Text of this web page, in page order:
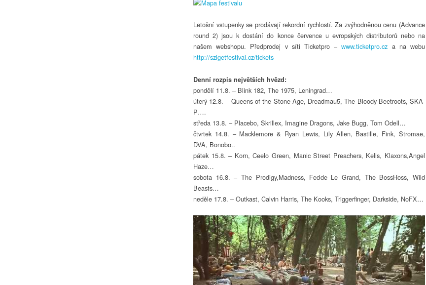
Letošní vstupenky se prodávají rekordní rychlostí. Za zvýhodněnou cenu (Advance
round 2) jsou k dostání do konce července u evropských distributorů nebo na
našem webshopu. Předprodej v síti Ticketpro –www.ticketpro.cz a na webu
http://szigetfestival.cz/tickets
Denní rozpis největších hvězd:
pondělí 11.8. – Blink 182, The 1975, Leningrad…
úterý 12.8. – Queens of the Stone Age, Dreadmau5, The Bloody Beetroots, SKA-
P….
středa 13.8. – Placebo, Skrillex, Imagine Dragons, Jake Bugg, Tom Odell…
čtvrtek 14.8. – Macklemore & Ryan Lewis, Lily Allen, Bastille, Fink, Stromae,
DVA, Bonobo..
pátek 15.8. – Korn, Ceelo Green, Manic Street Preachers, Kelis, Klaxons,Angel
Haze…
sobota 16.8. – The Prodigy,Madness, Fedde Le Grand, The BossHoss, Wild
Beasts…
neděle 17.8. – Outkast, Calvin Harris, The Kooks, Triggerfinger, Darkside, NoFX…